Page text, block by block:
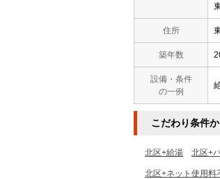
住所
築年数
設備・条件
の一例
こだわり条件
北区+給湯 北区+
北区+ネット使用料